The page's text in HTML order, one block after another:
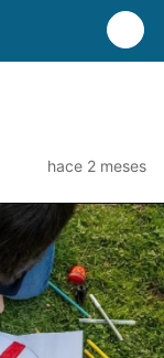
hace 2 meses